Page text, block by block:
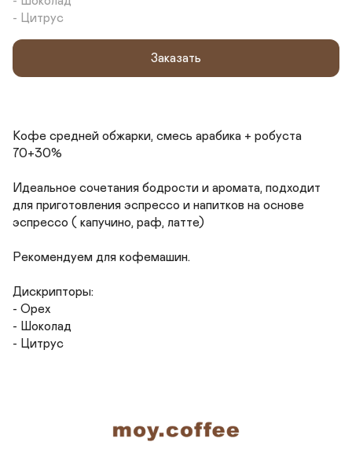
- Цитрус
Заказать
Кофе средней обжарки, смесь арабика + робуста
70+30%
Идеальное сочетания бодрости и аромата, подходит
для приготовления эспрессо и напитков на основе
эспрессо ( капучино, раф, латте)
Рекомендуем для кофемашин.
Дискрипторы:
- Орех
- Шоколад
- Цитрус